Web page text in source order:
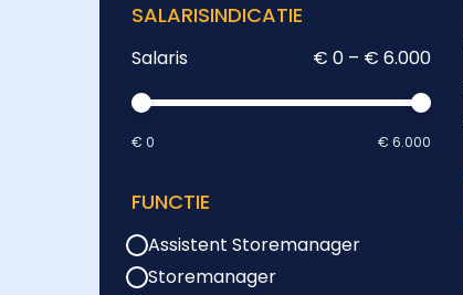
SALARISINDICATIE
Salaris € 0 – € 6.000
€ 0 € 6.000
FUNCTIE
Assistent Storemanager
Storemanager